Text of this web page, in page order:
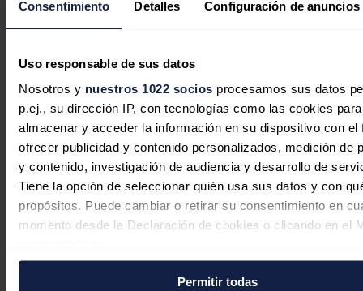
Consentimiento Detalles Configuración de anuncios
Uso responsable de sus datos
Nosotros y nuestros 1022 socios procesamos sus datos
p.ej., su dirección IP, con tecnologías como las cookies para
almacenar y acceder la información en su dispositivo con el
ofrecer publicidad y contenido personalizados, medición de
y contenido, investigación de audiencia y desarrollo de
Tiene la opción de seleccionar quién usa sus datos y con
propósitos. Puede cambiar o retirar su consentimiento en
momento desde la Declaración de cookies o clicando en el
Si lo permite, también quisiéramos:Permitir todas
a segunda mayor reserva mundial de gas no
convencional y la cuarta de petróleo de este tipo y se encuentra
La colosal formación, que comenzó a ser explorada por la petrolera
YPF en 2013, ha recibido desde entonces inversiones por unos
50.000 millones de dólares para su desarrollo.
Noticias relacionadas
La economía de Arabia Saudí se
caída de la actividad petrolera